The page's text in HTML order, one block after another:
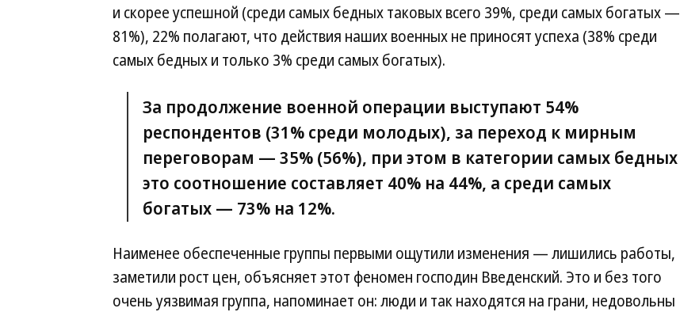
и скорее успешной (среди самых бедных таковых всего 39%, среди самых богатых —
81%), 22% полагают, что действия наших военных не приносят успеха (38% среди
самых бедных и только 3% среди самых богатых).
За продолжение военной операции выступают 54%
респондентов (31% среди молодых), за переход к мирным
переговорам — 35% (56%), при этом в категории самых бедных
это соотношение составляет 40% на 44%, а среди самых
богатых — 73% на 12%.
Наименее обеспеченные группы первыми ощутили изменения — лишились работы,
заметили рост цен, объясняет этот феномен господин Введенский. Это и без того
очень уязвимая группа, напоминает он: люди и так находятся на грани, недовольны